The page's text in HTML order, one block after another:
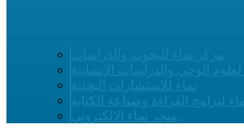
نماء للاستشارات البحثية
لبرامج القراءة وصناعة الكتابة
متجر نماء الإلكتروني